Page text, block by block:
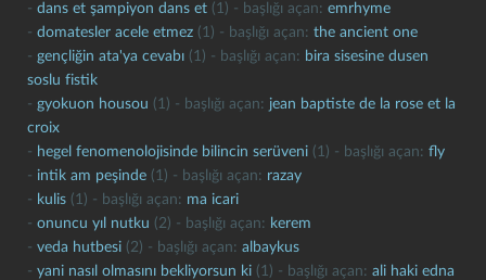
- dans et şampiyon dans et (1) - başlığı açan: emrhyme
- domatesler acele etmez (1) - başlığı açan: the ancient one
- gençliğin ata'ya cevabı (1) - başlığı açan: bira sisesine dusen
soslu fistik
- gyokuon housou (1) - başlığı açan: jean baptiste de la rose et la
croix
- hegel fenomenolojisinde bilincin serüveni (1) - başlığı açan: fly
- intik am peşinde (1) - başlığı açan: razay
- kulis (1) - başlığı açan: ma icari
- onuncu yıl nutku (2) - başlığı açan: kerem
- veda hutbesi (2) - başlığı açan: albaykus
- yani nasıl olmasını bekliyorsun ki (1) - başlığı açan: ali haki edna